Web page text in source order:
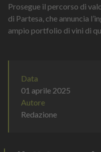
Prosegue il percorso di
di Partesa, che annuncia
ampio portfolio di vini di
Data
01 aprile 2025
Autore
Redazione